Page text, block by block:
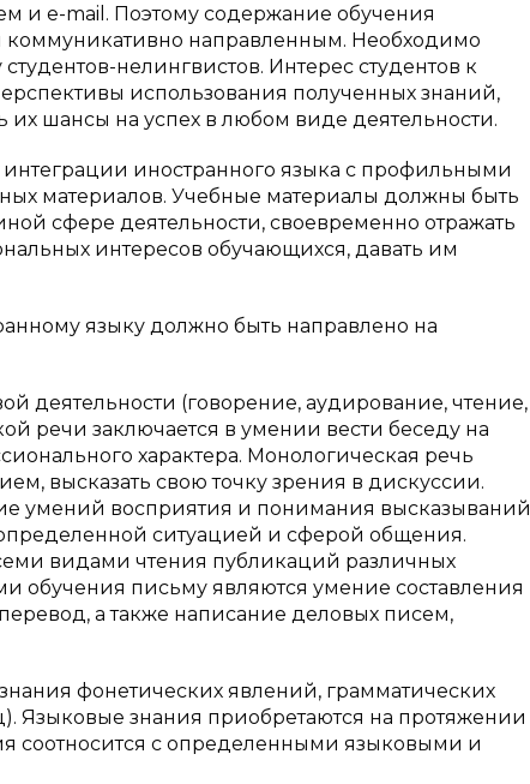
и e-mail . Поэтому содержание обучения
направленным. Необходимо
нелингвистов. Интерес студентов к
использования полученных знаний,
шансы на успех в любом виде деятельности.
иностранного языка с профильными
материалов. Учебные материалы должны быть
сфере деятельности, своевременно отражать
интересов обучающихся, давать им
языку должно быть направлено на
деятельности (говорение, аудирование, чтение,
речи заключается в умении вести беседу на
характера. Монологическая речь
высказать свою точку зрения в дискуссии.
умений восприятия и понимания высказываний
ситуацией и сферой общения.
видами чтения публикаций различных
обучения письму являются умение составления
а также написание деловых писем,
фонетических явлений, грамматических
Языковые знания приобретаются на протяжении
соотносится с определенными языковыми и